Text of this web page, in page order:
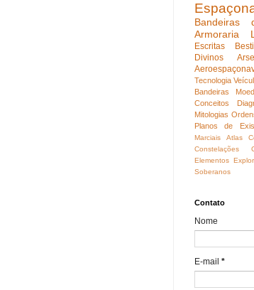
Bandeiras
Armoraria
Escritas
Divinos
Tecnologia
Bandeiras
Conceitos
Mitologias
Planos de
Marciais
Atlas
Constelações
Elementos
Soberanos
Contato
Nome
E-mail *